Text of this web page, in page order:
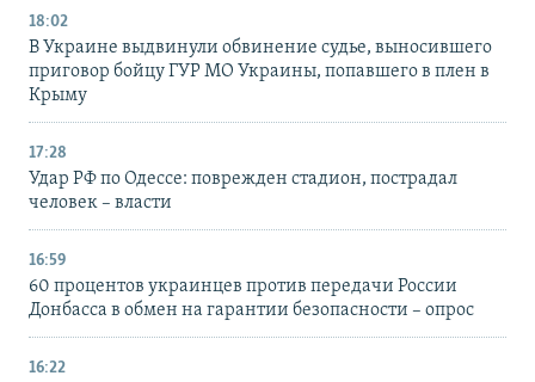
18:02
В Украине выдвинули обвинение судье, выносившего
приговор бойцу ГУР МО Украины, попавшего в плен в
Крыму
17:28
Удар РФ по Одессе: поврежден стадион, пострадал
человек – власти
16:59
60 процентов украинцев против передачи России
Донбасса в обмен на гарантии безопасности – опрос
16:22